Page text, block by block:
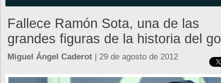
Fallece Ramón Sota, una de las
grandes figuras de la historia del
Miguel Ángel Caderot | 29 de agosto de 2012